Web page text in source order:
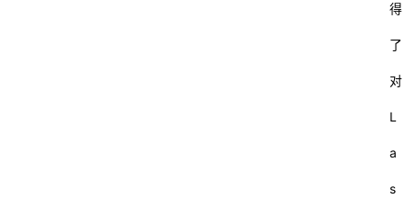
得
了
对
L
a
s